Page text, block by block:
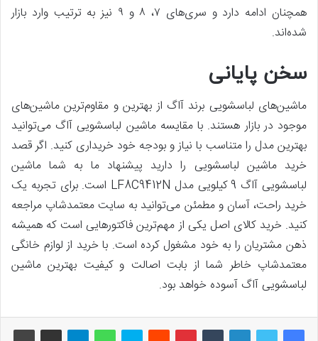
همچنان ادامه دارد و سری‌های ۷، ۸ و ۹ نیز به ترتیب وارد بازار
شده‌اند.
سخن پایانی
ماشین‌های‌ لباسشویی برند آاگ از بهترین و مقاوم‌ترین ماشین‌های
موجود در بازار هستند‌. با مقایسه‌ ماشین لباسشویی‌ آاگ می‌توانید
بهترین مدل را متناسب با نیاز و بودجه خود خریداری کنید. اگر قصد
خرید ماشین لباسشویی را دارید پیشنهاد ما به شما ماشین
لباسشویی آاگ 9 کیلویی مدل LF8C9412N است. برای تجربه یک
خرید راحت، آسان و مطمئن می‌توانید به سایت معتمدشاپ مراجعه
کنید. خرید کالای اصل یکی از مهم‌ترین فاکتورهایی است که همیشه
ذهن مشتریان را به خود مشغول کرده است. با خرید از لوازم خانگی
معتمدشاپ خاطر شما از بابت اصالت و کیفیت بهترین ماشین
لباسشویی آاگ‌ آسوده خواهد بود.